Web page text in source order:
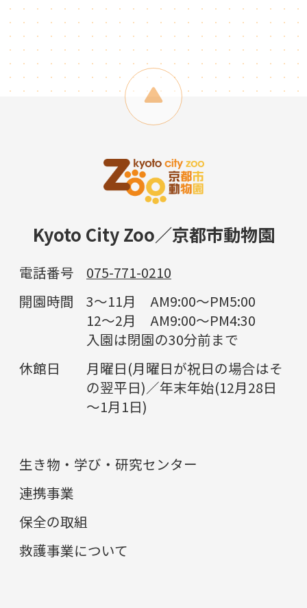
Kyoto City Zoo／京都市動物園
電話番号
075-771-0210
開園時間
3～11月 AM9:00～PM5:00
12～2月 AM9:00～PM4:30
入園は閉園の30分前まで
休館日
月曜日(月曜日が祝日の場合はそ
の翌平日)／年末年始(12月28日
～1月1日)
生き物・学び・研究センター
連携事業
保全の取組
救護事業について